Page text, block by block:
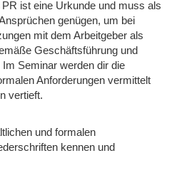
ist eine Urkunde und muss als
genügen, um bei
mit dem Arbeitgeber als
Geschäftsführung und
Seminar werden dir die
Anforderungen vermittelt
vertieft.
und formalen
kennen und